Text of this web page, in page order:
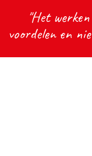
"Het
voordelen en